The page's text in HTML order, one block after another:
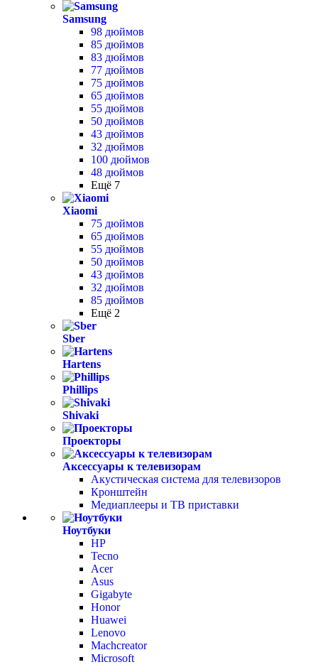
Samsung
98 дюймов
85 дюймов
83 дюймов
77 дюймов
75 дюймов
65 дюймов
55 дюймов
50 дюймов
43 дюймов
32 дюймов
100 дюймов
48 дюймов
Ещё 7
Xiaomi
75 дюймов
65 дюймов
55 дюймов
50 дюймов
43 дюймов
32 дюймов
85 дюймов
Ещё 2
Sber
Hartens
Phillips
Shivaki
Проекторы
Аксессуары к телевизорам
Акустическая система для телевизоров
Кронштейн
Медиаплееры и ТВ приставки
Ноутбуки
HP
Tecno
Acer
Asus
Gigabyte
Honor
Huawei
Lenovo
Machcreator
Microsoft